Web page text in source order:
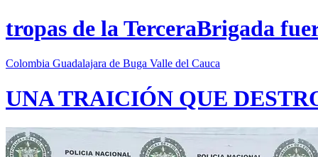
tropas de la TerceraBrigada
Colombia Guadalajara de Buga Valle del Cauca
UNA TRAICIÓN QUE